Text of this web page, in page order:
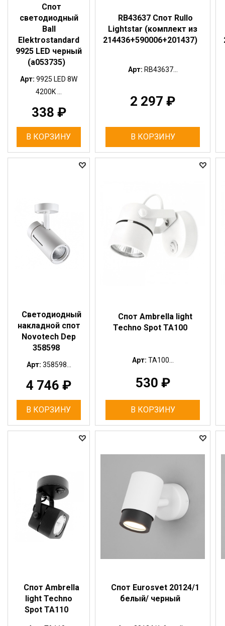
Спот
светодиодный
Ball
Elektrostandard
9925 LED черный
(a053735)
Арт: 9925 LED 8W
4200K ...
338 ₽
В КОРЗИНУ
RB43637 Спот Rullo
Lightstar (комплект из
214436+590006+201437)
Арт: RB43637...
2 297 ₽
В КОРЗИНУ
Светодиодный
накладной спот
Novotech Dep
358598
Арт: 358598...
4 746 ₽
В КОРЗИНУ
Спот Ambrella light
Techno Spot TA100
Арт: TA100...
530 ₽
В КОРЗИНУ
Спот Ambrella
light Techno
Spot TA110
Спот Eurosvet 20124/1
белый/ черный